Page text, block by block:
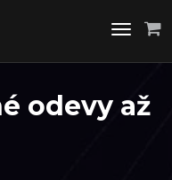
Toggle
odevy až